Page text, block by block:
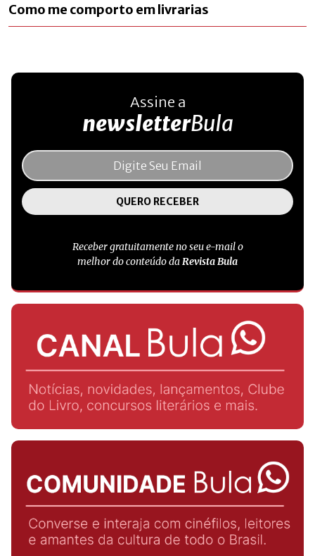
Como me comporto em livrarias
Assine a
newsletterBula
Receber gratuitamente no seu e-mail o
melhor do conteúdo daRevista Bula